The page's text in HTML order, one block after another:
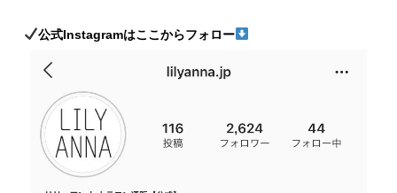
公式Instagramはここからフォロー